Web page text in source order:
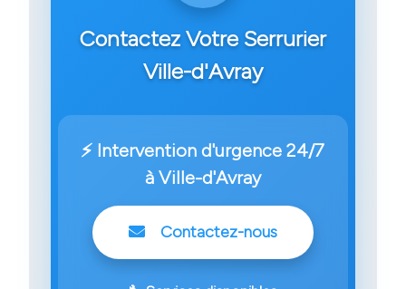
Contactez Votre Serrurier
Ville-d'Avray
⚡ Intervention d'urgence 24/7
à Ville-d'Avray
Contactez-nous